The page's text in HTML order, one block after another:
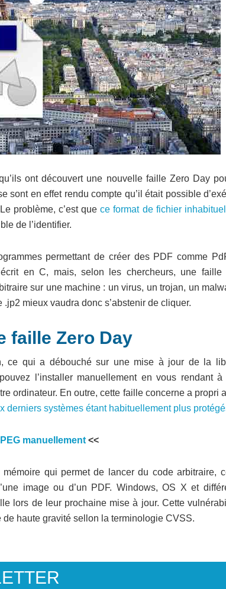
ont découvert une nouvelle faille Zero Day
en effet rendu compte qu’il était possible
problème, c’est quece format de fichier
de l’identifier.
permettant de créer des PDF comme
en C, mais, selon les chercheurs, une faille
sur une machine : un virus, un trojan, un
mieux vaudra donc s’abstenir de cliquer.
faille Zero Day
ce qui a débouché sur une mise à jour de la
l’installer manuellement en vous rendant à
ordinateur. En outre, cette faille concerne a propri
derniers systèmes étant habituellement plus
manuellement<<
qui permet de lancer du code arbitraire,
image ou d’un PDF. Windows, OS X et
lors de leur prochaine mise à jour. Cette
haute gravité sellon la terminologie CVSS.